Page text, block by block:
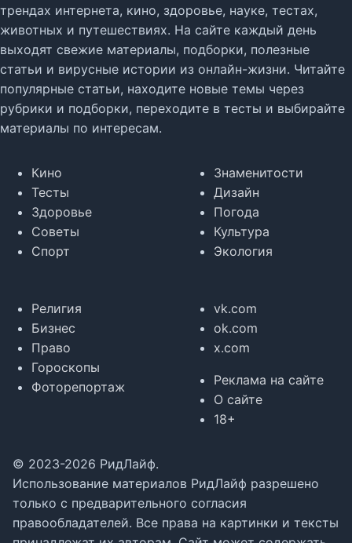
трендах интернета, кино, здоровье, науке, тестах,
животных и путешествиях. На сайте каждый день
выходят свежие материалы, подборки, полезные
статьи и вирусные истории из онлайн-жизни. Читайте
популярные статьи, находите новые темы через
рубрики и подборки, переходите в тесты и выбирайте
материалы по интересам.
Кино
Тесты
Здоровье
Советы
Спорт
Знаменитости
Дизайн
Погода
Культура
Экология
Религия
Бизнес
Право
Гороскопы
Фоторепортаж
vk.com
ok.com
x.com
Реклама на сайте
О сайте
18+
© 2023-2026 РидЛайф.
Использование материалов РидЛайф разрешено
только с предварительного согласия
правообладателей. Все права на картинки и тексты